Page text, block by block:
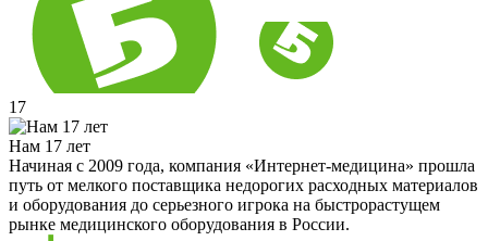
17
Нам 17 лет
Начиная с 2009 года, компания «Интернет-медицина» прошла
путь от мелкого поставщика недорогих расходных материалов
и оборудования до серьезного игрока на быстрорастущем
рынке медицинского оборудования в России.